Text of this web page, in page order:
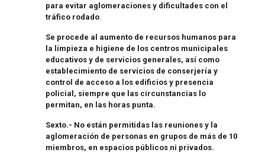
para evitar aglomeraciones y dificultades con el
tráfico rodado.
Se procede al aumento de recursos humanos para
la limpieza e higiene de los centros municipales
educativos y de servicios generales, así como
establecimiento de servicios de conserjería y
control de acceso a los edificios y presencia
policial, siempre que las circunstancias lo
permitan, en las horas punta.
Sexto.- No están permitidas las reuniones y la
aglomeración de personas en grupos de más de 10
miembros, en espacios públicos ni privados.